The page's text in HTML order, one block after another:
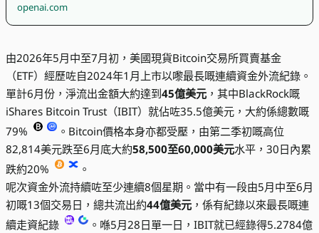
openai.com
由2026年5月中至7月初，美國現貨Bitcoin交易所買賣基金
（ETF）經歷咗自2024年1月上市以嚟最長嘅連續資金外流紀錄。
單計6月份，淨流出金額大約達到45億美元，其中BlackRock嘅
iShares Bitcoin Trust（IBIT）就佔咗35.5億美元，大約係總數嘅
79%
。Bitcoin價格本身亦都受壓，由第二季初嘅高位
82,814美元跌至6月底大約58,500至60,000美元水平，30日內累
跌約20%
。
呢次資金外流持續咗至少連續8個星期。當中有一段由5月中至6月
初嘅13個交易日，總共流出約44億美元，係有紀錄以來最長嘅連
續走資紀錄
。喺5月28日單一日，IBIT就已經錄得5.2784億